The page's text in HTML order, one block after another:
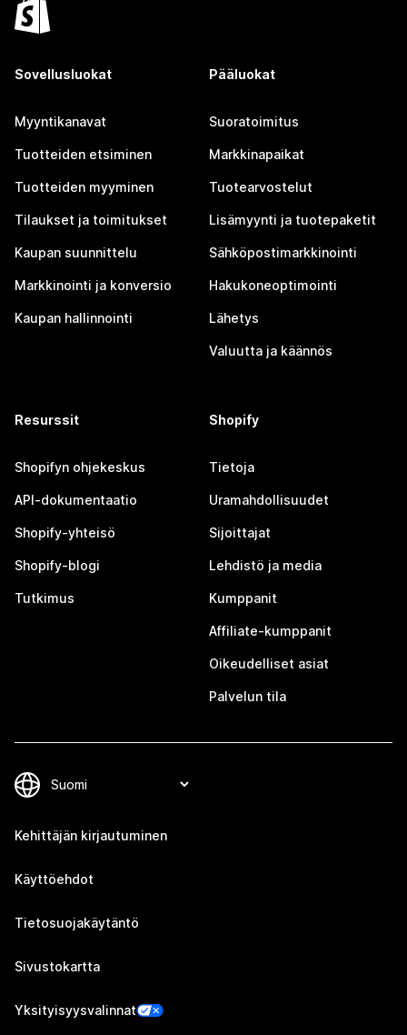
Sovellusluokat
Myyntikanavat
Tuotteiden etsiminen
Tuotteiden myyminen
Tilaukset ja toimitukset
Kaupan suunnittelu
Markkinointi ja konversio
Kaupan hallinnointi
Pääluokat
Suoratoimitus
Markkinapaikat
Tuotearvostelut
Lisämyynti ja tuotepaketit
Sähköpostimarkkinointi
Hakukoneoptimointi
Lähetys
Valuutta ja käännös
Resurssit
Shopifyn ohjekeskus
API-dokumentaatio
Shopify-yhteisö
Shopify-blogi
Tutkimus
Shopify
Tietoja
Uramahdollisuudet
Sijoittajat
Lehdistö ja media
Kumppanit
Affiliate-kumppanit
Oikeudelliset asiat
Palvelun tila
Kehittäjän kirjautuminen
Käyttöehdot
Tietosuojakäytäntö
Sivustokartta
Yksityisyysvalinnat